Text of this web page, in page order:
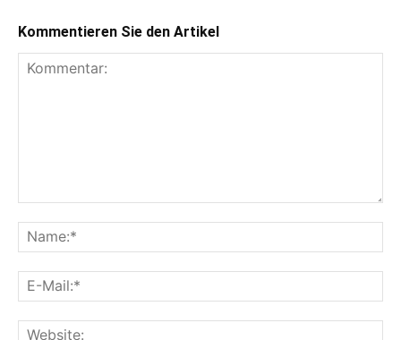
Kommentieren Sie den Artikel